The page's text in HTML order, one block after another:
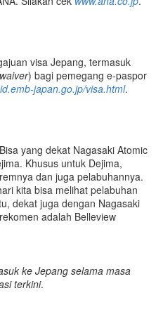
visa Jepang, termasuk
) bagi pemegang e-paspor
japan.go.jp/visa.html.
yang dekat Nagasaki Atomic
Khusus untuk Dejima,
dan juga pelabuhannya.
kita bisa melihat pelabuhan
dekat juga dengan Nagasaki
adalah Belleview
ke Jepang selama masa
terkini.